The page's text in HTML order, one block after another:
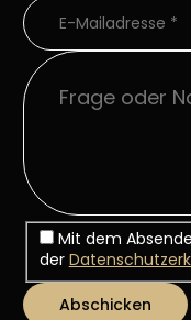
Mit dem
der
Abschicken